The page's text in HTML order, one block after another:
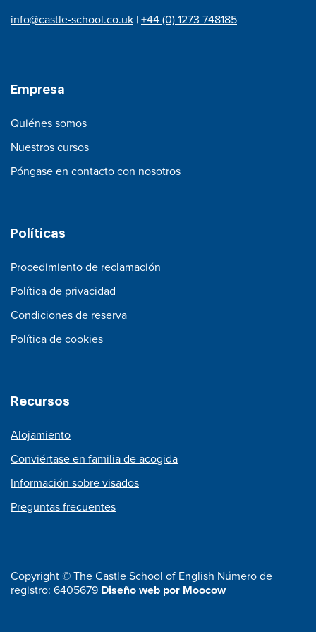
info@castle-school.co.uk |+44 (0) 1273 748185
Empresa
Quiénes somos
Nuestros cursos
Póngase en contacto con nosotros
Políticas
Procedimiento de reclamación
Política de privacidad
Condiciones de reserva
Política de cookies
Recursos
Alojamiento
Conviértase en familia de acogida
Información sobre visados
Preguntas frecuentes
Copyright © The Castle School of English Número de
registro: 6405679 Diseño web por Moocow